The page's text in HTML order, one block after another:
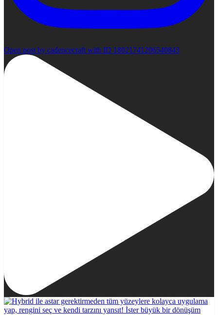
Open post by cadencecraft with ID 18021741206540843